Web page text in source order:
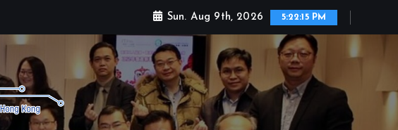
Sun. Aug 9th, 2026 5:22:17 PM